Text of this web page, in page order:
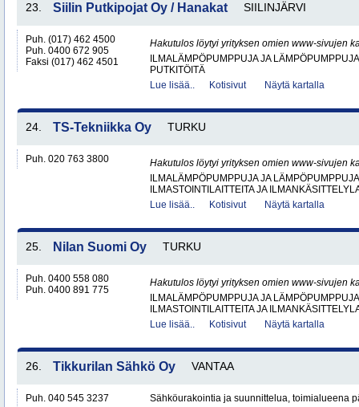
23. Siilin Putkipojat Oy / Hanakat SIILINJÄRVI
Puh. (017) 462 4500
Puh. 0400 672 905
Faksi (017) 462 4501
Hakutulos löytyi yrityksen omien www-sivujen
ILMALÄMPÖPUMPPUJA JA LÄMPÖPUMPPUJA
PUTKITÖITÄ
Lue lisää..
Kotisivut Näytä kartalla
24. TS-Tekniikka Oy TURKU
Puh. 020 763 3800
Hakutulos löytyi yrityksen omien www-sivujen
ILMALÄMPÖPUMPPUJA JA LÄMPÖPUMPPUJA
ILMASTOINTILAITTEITA JA
Lue lisää..
Kotisivut Näytä kartalla
25. Nilan Suomi Oy TURKU
Puh. 0400 558 080
Puh. 0400 891 775
Hakutulos löytyi yrityksen omien www-sivujen
ILMALÄMPÖPUMPPUJA JA LÄMPÖPUMPPUJA
ILMASTOINTILAITTEITA JA
Lue lisää..
Kotisivut Näytä kartalla
26. Tikkurilan Sähkö Oy VANTAA
Puh. 040 545 3237
Sähköurakointia ja suunnittelua, toimialueena